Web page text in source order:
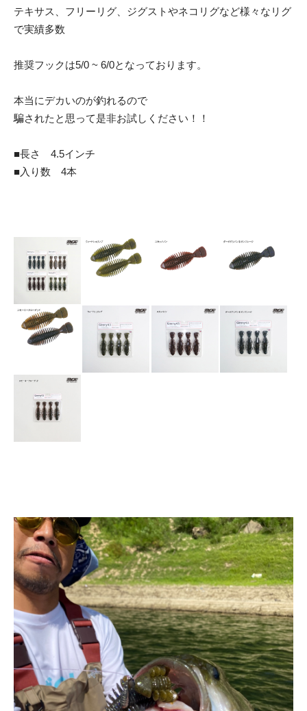
テキサス、フリーリグ、ジグストやネコリグなど様々なリグ
で実績多数
推奨フックは5/0 ~ 6/0となっております。
本当にデカいのが釣れるので
騙されたと思って是非お試しください！！
■長さ 4.5インチ
■入り数 4本